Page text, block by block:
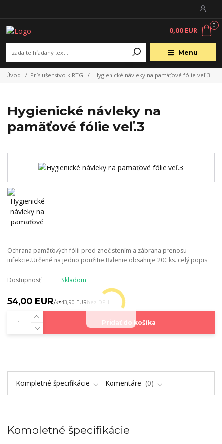
Menu
0
0,00 EUR
Úvod Príslušenstvo k RTG Hygienické návleky na pamäťové fólie veľ.3
Hygienické návleky na
pamäťové fólie veľ.3
Ochrana pamäťových fólii pred znečistením a zábrana prenosu
infekcie.Určené na jedno použitie.Balenie obsahuje 200 ks. celý popis
Dostupnosť Skladom
54,00 EUR/ks43,90 EURbez DPH
Pridať do košíka
Kompletné špecifikácie Komentáre 0
Kompletné špecifikácie